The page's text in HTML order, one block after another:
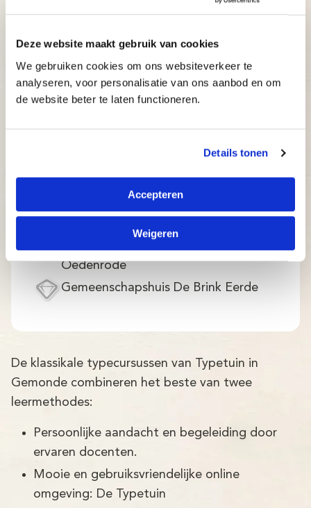
Deze website maakt gebruik van cookies
We gebruiken cookies om ons websiteverkeer te
analyseren, voor personalisatie van ons aanbod en om
de website beter te laten functioneren.
Details tonen
Accepteren
Weigeren
Hertogenbosch
Gemeenschapshuis Den Domp
RKBS 't Palet Heeswijk-Dinther
Mariëndael Sint-Oedenrode
plaats in gemeenschapshuis de Brink
Oedenrode
Gemeenschapshuis De Brink Eerde
De klassikale typecursussen van Typetuin in
Gemonde combineren het beste van twee
leermethodes:
Persoonlijke aandacht en begeleiding door
ervaren docenten.
Mooie en gebruiksvriendelijke online
omgeving: De Typetuin